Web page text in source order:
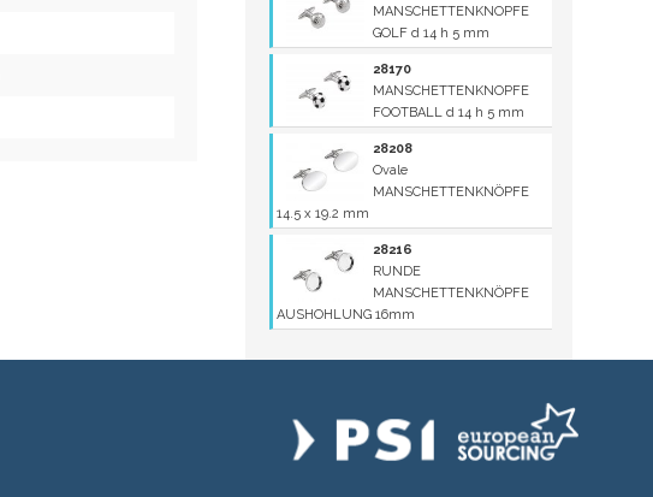
MANSCHETTENKNOPFE
GOLF d 14 h 5 mm
28170
MANSCHETTENKNOPFE
FOOTBALL d 14 h 5 mm
28208
Ovale
MANSCHETTENKNÖPFE
14.5 x 19.2 mm
28216
RUNDE
MANSCHETTENKNÖPFE
AUSHOHLUNG 16mm